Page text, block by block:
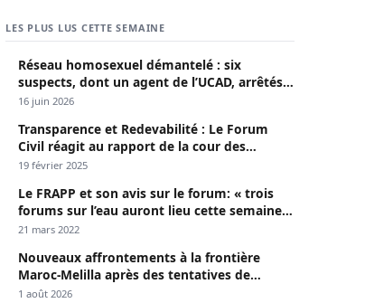
Guy Marius Sagna salue la détermination du
LES PLUS LUS CETTE SEMAINE
Réseau homosexuel démantelé : six
suspects, dont un agent de l’UCAD, arrêtés à
Keur Massar ; l’un avoue avoir propagé le
16 juin 2026
Transparence et Redevabilité : Le Forum
Civil réagit au rapport de la cour des
comptes
19 février 2025
Le FRAPP et son avis sur le forum: « trois
forums sur l’eau auront lieu cette semaine à
Dakar »
21 mars 2022
Nouveaux affrontements à la frontière
Maroc-Melilla après des tentatives de
passage
1 août 2026